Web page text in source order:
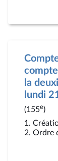
la
lundi
(155e)
1.
2. Ordre